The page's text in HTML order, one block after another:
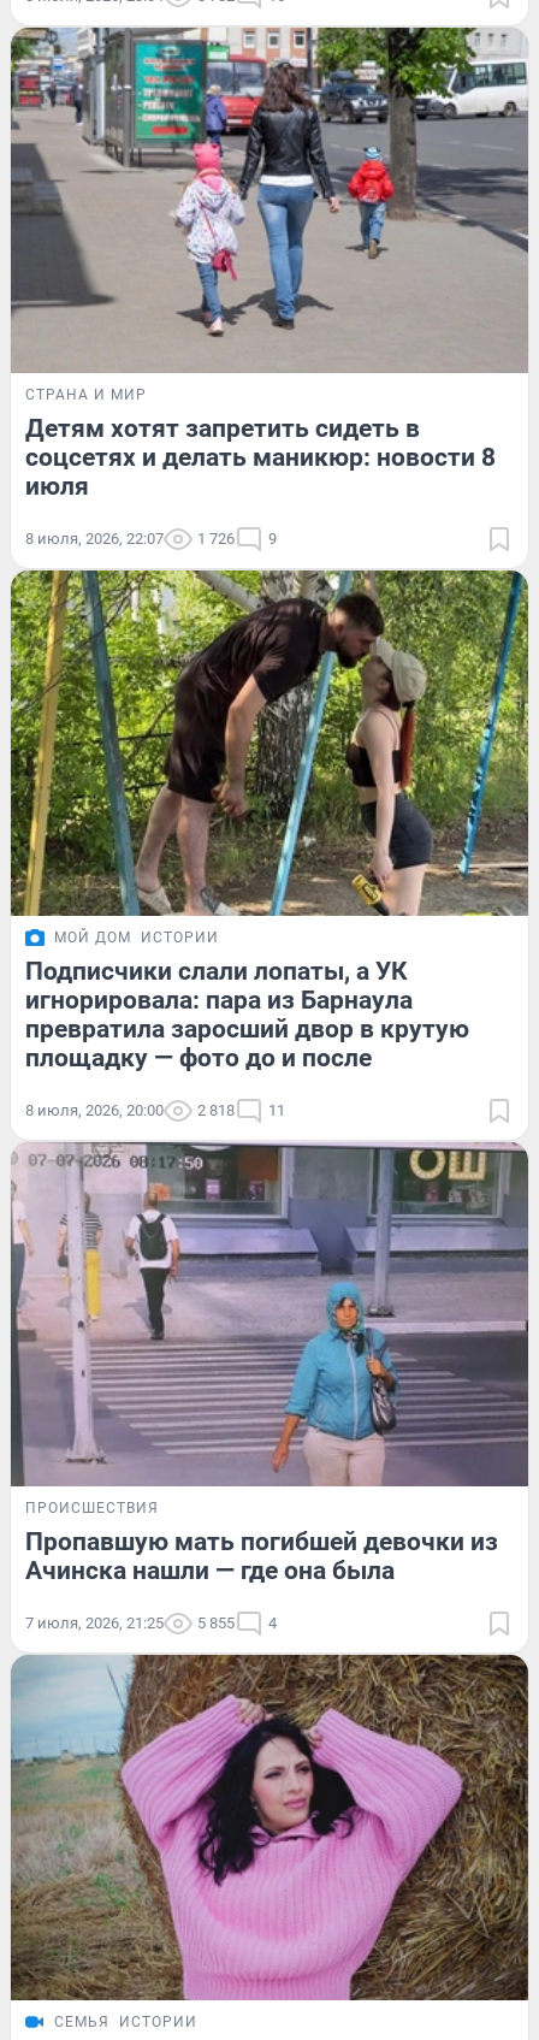
СТРАНА И МИР
Детям хотят запретить сидеть в
соцсетях и делать маникюр: новости 8
июля
8 июля, 2026, 22:07 1 726 9
МОЙ ДОМ ИСТОРИИ
Подписчики слали лопаты, а УК
игнорировала: пара из Барнаула
превратила заросший двор в крутую
площадку — фото до и после
8 июля, 2026, 20:00 2 818 11
ПРОИСШЕСТВИЯ
Пропавшую мать погибшей девочки из
Ачинска нашли — где она была
7 июля, 2026, 21:25 5 855 4
СЕМЬЯ ИСТОРИИ